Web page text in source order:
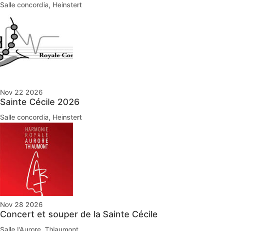
Salle concordia, Heinstert
Nov 22 2026
Sainte Cécile 2026
Salle concordia, Heinstert
Nov 28 2026
Concert et souper de la Sainte Cécile
Salle l'Aurore, Thiaumont